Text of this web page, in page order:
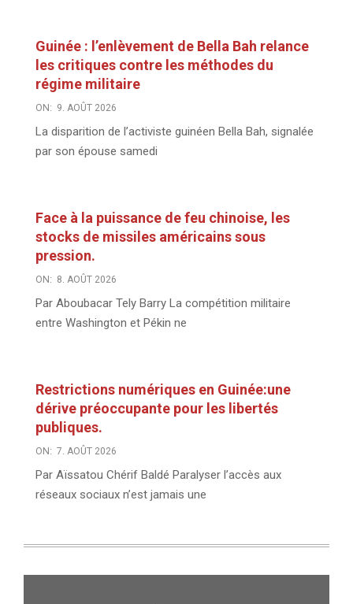
Guinée : l’enlèvement de Bella Bah relance
les critiques contre les méthodes du
régime militaire
ON: 9. AOÛT 2026
La disparition de l’activiste guinéen Bella Bah, signalée
par son épouse samedi
Face à la puissance de feu chinoise, les
stocks de missiles américains sous
pression.
ON: 8. AOÛT 2026
Par Aboubacar Tely Barry La compétition militaire
entre Washington et Pékin ne
Restrictions numériques en Guinée:une
dérive préoccupante pour les libertés
publiques.
ON: 7. AOÛT 2026
Par Aïssatou Chérif Baldé Paralyser l’accès aux
réseaux sociaux n’est jamais une